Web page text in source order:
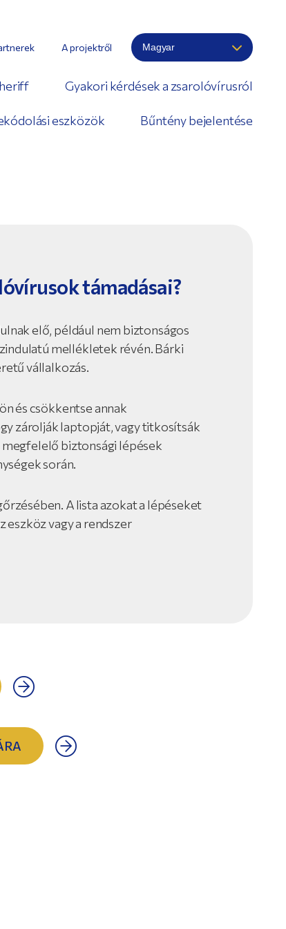
Gyakori kérdések a zsarolóvírusról
eszközök Bűntény bejelentése
A projektről
támadásai?
elő, például nem biztonságos
mellékletek révén. Bárki
vállalkozás.
és csökkentse annak
zárolják laptopját, vagy titkosítsák
biztonsági lépések
során.
A lista azokat a lépéseket
eszköz vagy a rendszer